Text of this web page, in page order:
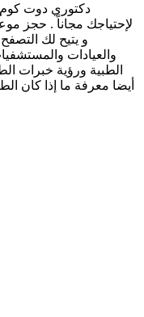
دكتوري دوت
لإحتياجك مجاناً . حجز
و يتيح لك
والعيادات
الطبية ورؤية خبرات
أيضا معرفة ما إذا كان